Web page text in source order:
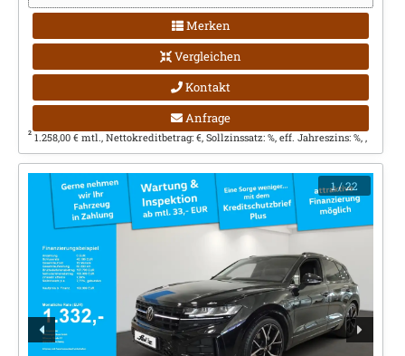
Merken
Vergleichen
Kontakt
Anfrage
2 1.258,00 € mtl., Nettokreditbetrag: €, Sollzinssatz: %, eff. Jahreszins: %, ,
1/ 22